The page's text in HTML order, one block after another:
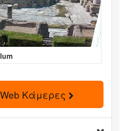
Κάμερες